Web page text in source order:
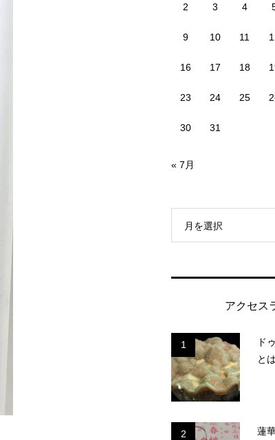
2 3 4
9 10 11
16 17 18
23 24 25
30 31
« 7月
月を選択
アクセス
1
ド
と
2
蓮